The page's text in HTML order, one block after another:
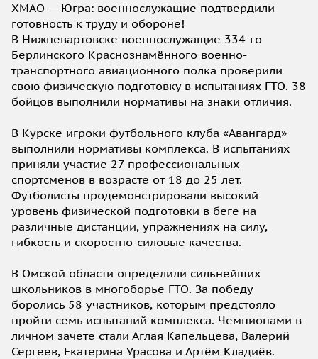
ХМАО — Югра: военнослужащие подтвердили
готовность к труду и обороне!
В Нижневартовске военнослужащие 334-го
Берлинского Краснознамённого военно-
транспортного авиационного полка проверили
свою физическую подготовку в испытаниях ГТО. 38
бойцов выполнили нормативы на знаки отличия.
В Курске игроки футбольного клуба «Авангард»
выполнили нормативы комплекса. В испытаниях
приняли участие 27 профессиональных
спортсменов в возрасте от 18 до 25 лет.
Футболисты продемонстрировали высокий
уровень физической подготовки в беге на
различные дистанции, упражнениях на силу,
гибкость и скоростно-силовые качества.
В Омской области определили сильнейших
школьников в многоборье ГТО. За победу
боролись 58 участников, которым предстояло
пройти семь испытаний комплекса. Чемпионами в
личном зачете стали Аглая Капельцева, Валерий
Сергеев, Екатерина Урасова и Артём Кладиёв.